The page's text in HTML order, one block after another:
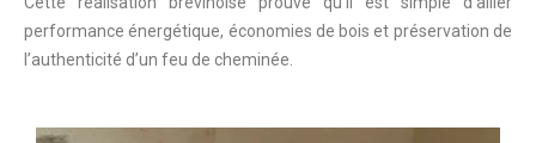
performance énergétique, économies de bois et préservation de
l’authenticité d’un feu de cheminée.